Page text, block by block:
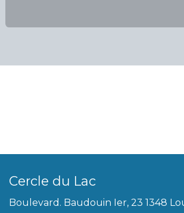
Cercle du Lac
Boulevard. Baudouin Ier, 23 1348